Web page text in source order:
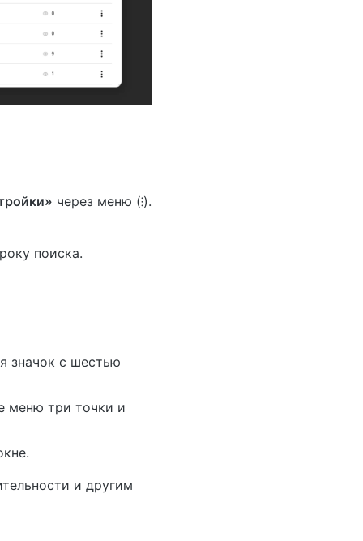
через меню (⁝).
поиска.
значок с шестью
меню три точки и
и другим